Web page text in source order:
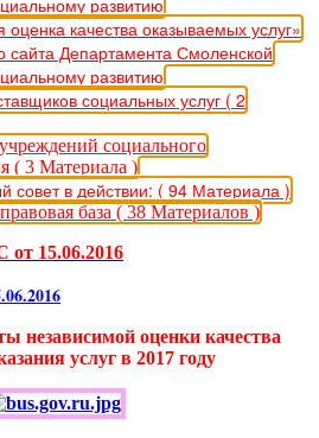
качества оказываемых услуг»
сайта Департамента Смоленской
развитию
социальных услуг ( 2
социального
( 3 Материала )
совет в действии: ( 94 Материала )
база ( 38 Материалов )
от 15.06.2016
независимой оценки качества
услуг в 2017 году